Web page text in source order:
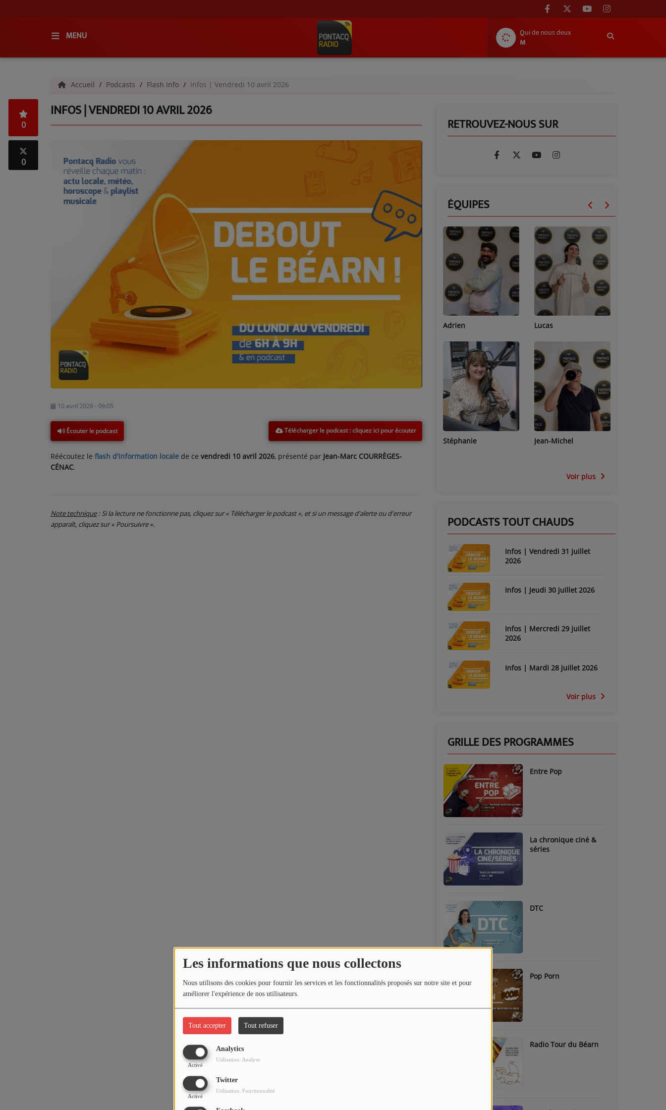
Les informations que nous collectons
Nous utilisons des cookies pour fournir les services et les fonctionnalités proposés sur notre site et pour
améliorer l'expérience de nos utilisateurs.
Tout accepter Tout refuser
Analytics
Activé
Utilisation: Analyse
Twitter
Activé
Utilisation: Fonctionnalité
MENU
Qui de nous deux
M
QUI SOMMES-NOUS ?
GRILLE DES PROGRAMMES
C'ÉTAIT QUOI CE TITRE ?
VOS ÉMISSIONS EN IMAGES
ANNONCEURS & ESPACE PRO
VOTRE PUBLICITÉ SUR PONTACQ RADIO
LOCATION DE STUDIOS
ÉDUCATION AUX MÉDIAS ET À
L'INFORMATION
EN QUOI ÇA CONSISTE ?
ÉCOUTEZ LES PRODUCTIONS
RECRUTEMENT
VENEZ DANS LE PUBLIC !
Accueil Podcasts Flash Info Infos | Vendredi 10 avril 2026
INFOS | VENDREDI 10 AVRIL 2026
0
0
10 avril 2026 - 09:05
Écouter le podcast Télécharger le podcast
Réécoutez le flash d'information locale de ce vendredi 10 avril 2026, présenté par Jean-Marc COURRÈGES-
CÉNAC.
Note technique: Si la lecture ne fonctionne pas, cliquez sur « Télécharger le podcast », et si un message d'alerte ou d'erreur
apparaît, cliquez sur « Poursuivre ».
RETROUVEZ-NOUS SUR
ÉQUIPES
Marion
Émilie
Adrien
Stéphanie
Lucas
Jean-Michel
Voir plus
PODCASTS TOUT CHAUDS
Infos | Vendredi 31 juillet
2026
Infos | Jeudi 30 juillet 2026
Infos | Mercredi 29 juillet
2026
Infos | Mardi 28 juillet 2026
Voir plus
GRILLE DES PROGRAMMES
Entre Pop
La chronique ciné &
séries
DTC
Pop Porn
Radio Tour du Béarn